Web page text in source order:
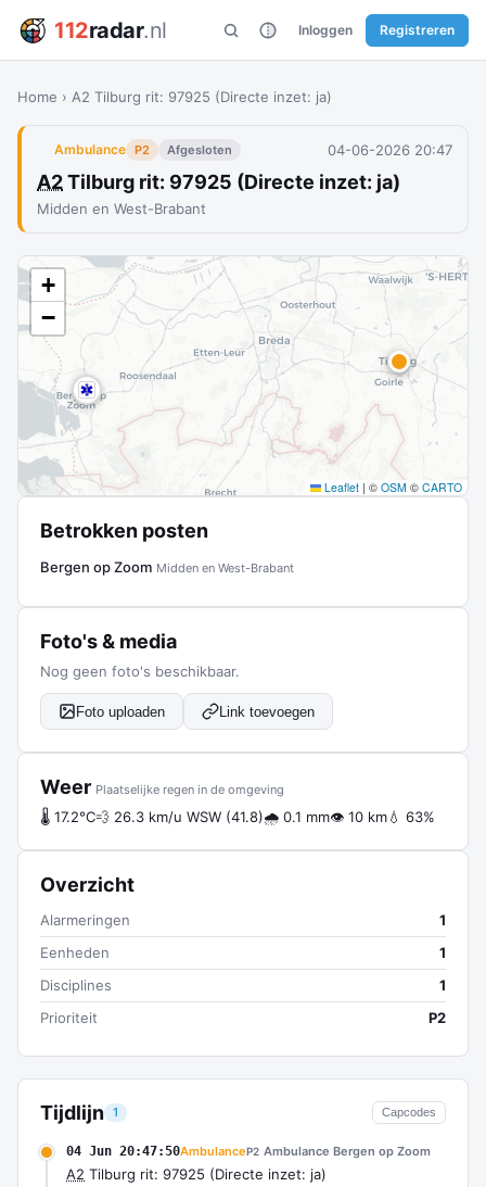
112radar.nl Inloggen Registreren
Home › A2 Tilburg rit: 97925 (Directe inzet: ja)
Ambulance P2 Afgesloten 04-06-2026 20:47
A2Tilburg rit: 97925 (Directe inzet: ja)
Midden en West-Brabant
Tijdlijn 1 Capcodes
04 Jun 20:47:50AmbulanceP2 Ambulance Bergen op Zoom
A2 Tilburg rit: 97925 (Directe inzet: ja)
+
−
Leaflet | © OSM © CARTO
Betrokken posten
Bergen op Zoom Midden en West-Brabant
Foto's & media
Nog geen foto's beschikbaar.
Foto uploaden Link toevoegen
Weer Plaatselijke regen in de omgeving
🌡 17.2°C💨 26.3 km/u WSW (41.8)🌧 0.1 mm👁 10 km💧 63%
Overzicht
Alarmeringen
1
Eenheden
1
Disciplines
1
Prioriteit
P2